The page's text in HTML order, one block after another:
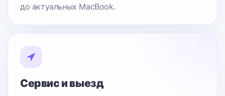
до актуальных MacBook.
Сервис и выезд